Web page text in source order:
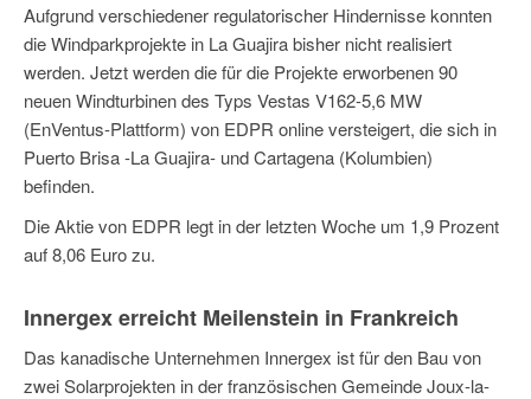
Aufgrund verschiedener regulatorischer Hindernisse konnten
die Windparkprojekte in La Guajira bisher nicht realisiert
werden. Jetzt werden die für die Projekte erworbenen 90
neuen Windturbinen des Typs Vestas V162-5,6 MW
(EnVentus-Plattform) von EDPR online versteigert, die sich in
Puerto Brisa -La Guajira- und Cartagena (Kolumbien)
befinden.
Die Aktie von EDPR legt in der letzten Woche um 1,9 Prozent
auf 8,06 Euro zu.
Innergex erreicht Meilenstein in Frankreich
Das kanadische Unternehmen Innergex ist für den Bau von
zwei Solarprojekten in der französischen Gemeinde Joux-la-